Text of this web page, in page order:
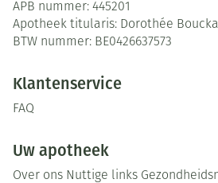
APB nummer: 445201
Apotheek titularis: Dorothée
BTW nummer: BE0426637573
Klantenservice
FAQ
Uw apotheek
Over ons Nuttige links